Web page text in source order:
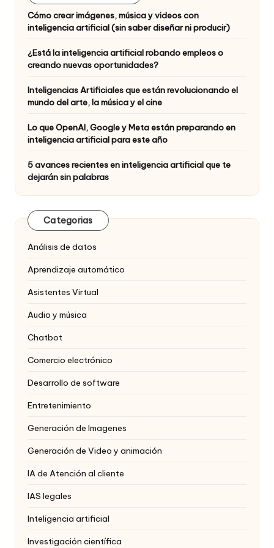
Cómo crear imágenes, música y videos con
inteligencia artificial (sin saber diseñar ni producir)
¿Está la inteligencia artificial robando empleos o
creando nuevas oportunidades?
Inteligencias Artificiales que están revolucionando el
mundo del arte, la música y el cine
Lo que OpenAI, Google y Meta están preparando en
inteligencia artificial para este año
5 avances recientes en inteligencia artificial que te
dejarán sin palabras
Categorias
Análisis de datos
Aprendizaje automático
Asistentes Virtual
Audio y música
Chatbot
Comercio electrónico
Desarrollo de software
Entretenimiento
Generación de Imagenes
Generación de Video y animación
IA de Atención al cliente
IAS legales
Inteligencia artificial
Investigación científica